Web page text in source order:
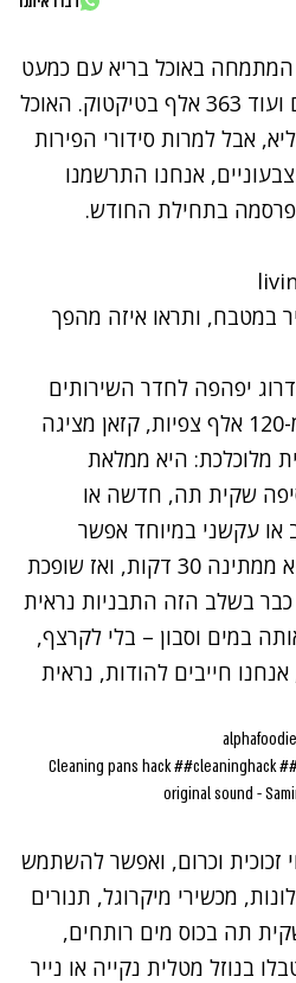
המתמחה באוכל בריא עם כמעט
מיליון עוקבים באינסטגרם ועוד 363 אלף בטיקטוק. האוכל
אבל למרות סידורי הפירות
אנחנו התרשמנו
פרסמה בתחילת החודש.
במטבח, ותראו איזה מהפך
יפהפה לחדר השירותים
בסרטון, שצבר כבר יותר מ-120 אלף צפיות, קזאן מציגה
מלוכלכת: היא ממלאת
שקית תה, חדשה או
או עקשני במיוחד אפשר
להוסיף גם מעט חומץ. היא ממתינה 30 דקות, ואז שופכת
כבר בשלב הזה התבניות נראית
במים וסבון – בלי לקרצף,
חייבים להודות, נראית
Cleaning pans hack##cleaninghack
וכרום, ואפשר להשתמש
מכשירי מיקרוגל, תנורים
תה בכוס מים רותחים,
בנוזל מטלית נקייה או נייר